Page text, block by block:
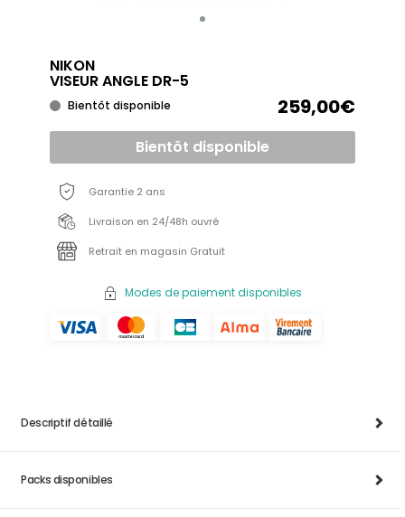
NIKON
VISEUR ANGLE DR-5
Bientôt disponible 259,00€
Bientôt disponible
Garantie 2 ans
Livraison en 24/48h ouvré
Retrait en magasin Gratuit
Modes de paiement disponibles
Descriptif détaillé
Packs disponibles